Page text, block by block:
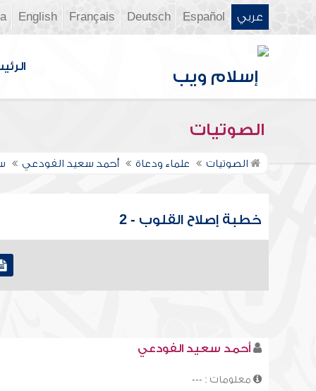
عربي Español
Deutsch
Français
English
الصوتيات
الصوتيات علماء ودعاة أحمد سعيد الفودعي
خطبة إصلاح القلوب - 2
أحمد سعيد الفودعي
معلومات : ---